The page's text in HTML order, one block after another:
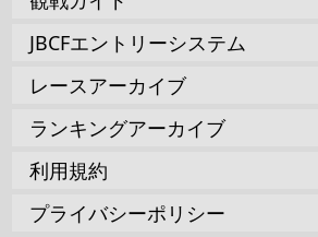
JBCFエントリーシステム
レースアーカイブ
ランキングアーカイブ
利用規約
プライバシーポリシー